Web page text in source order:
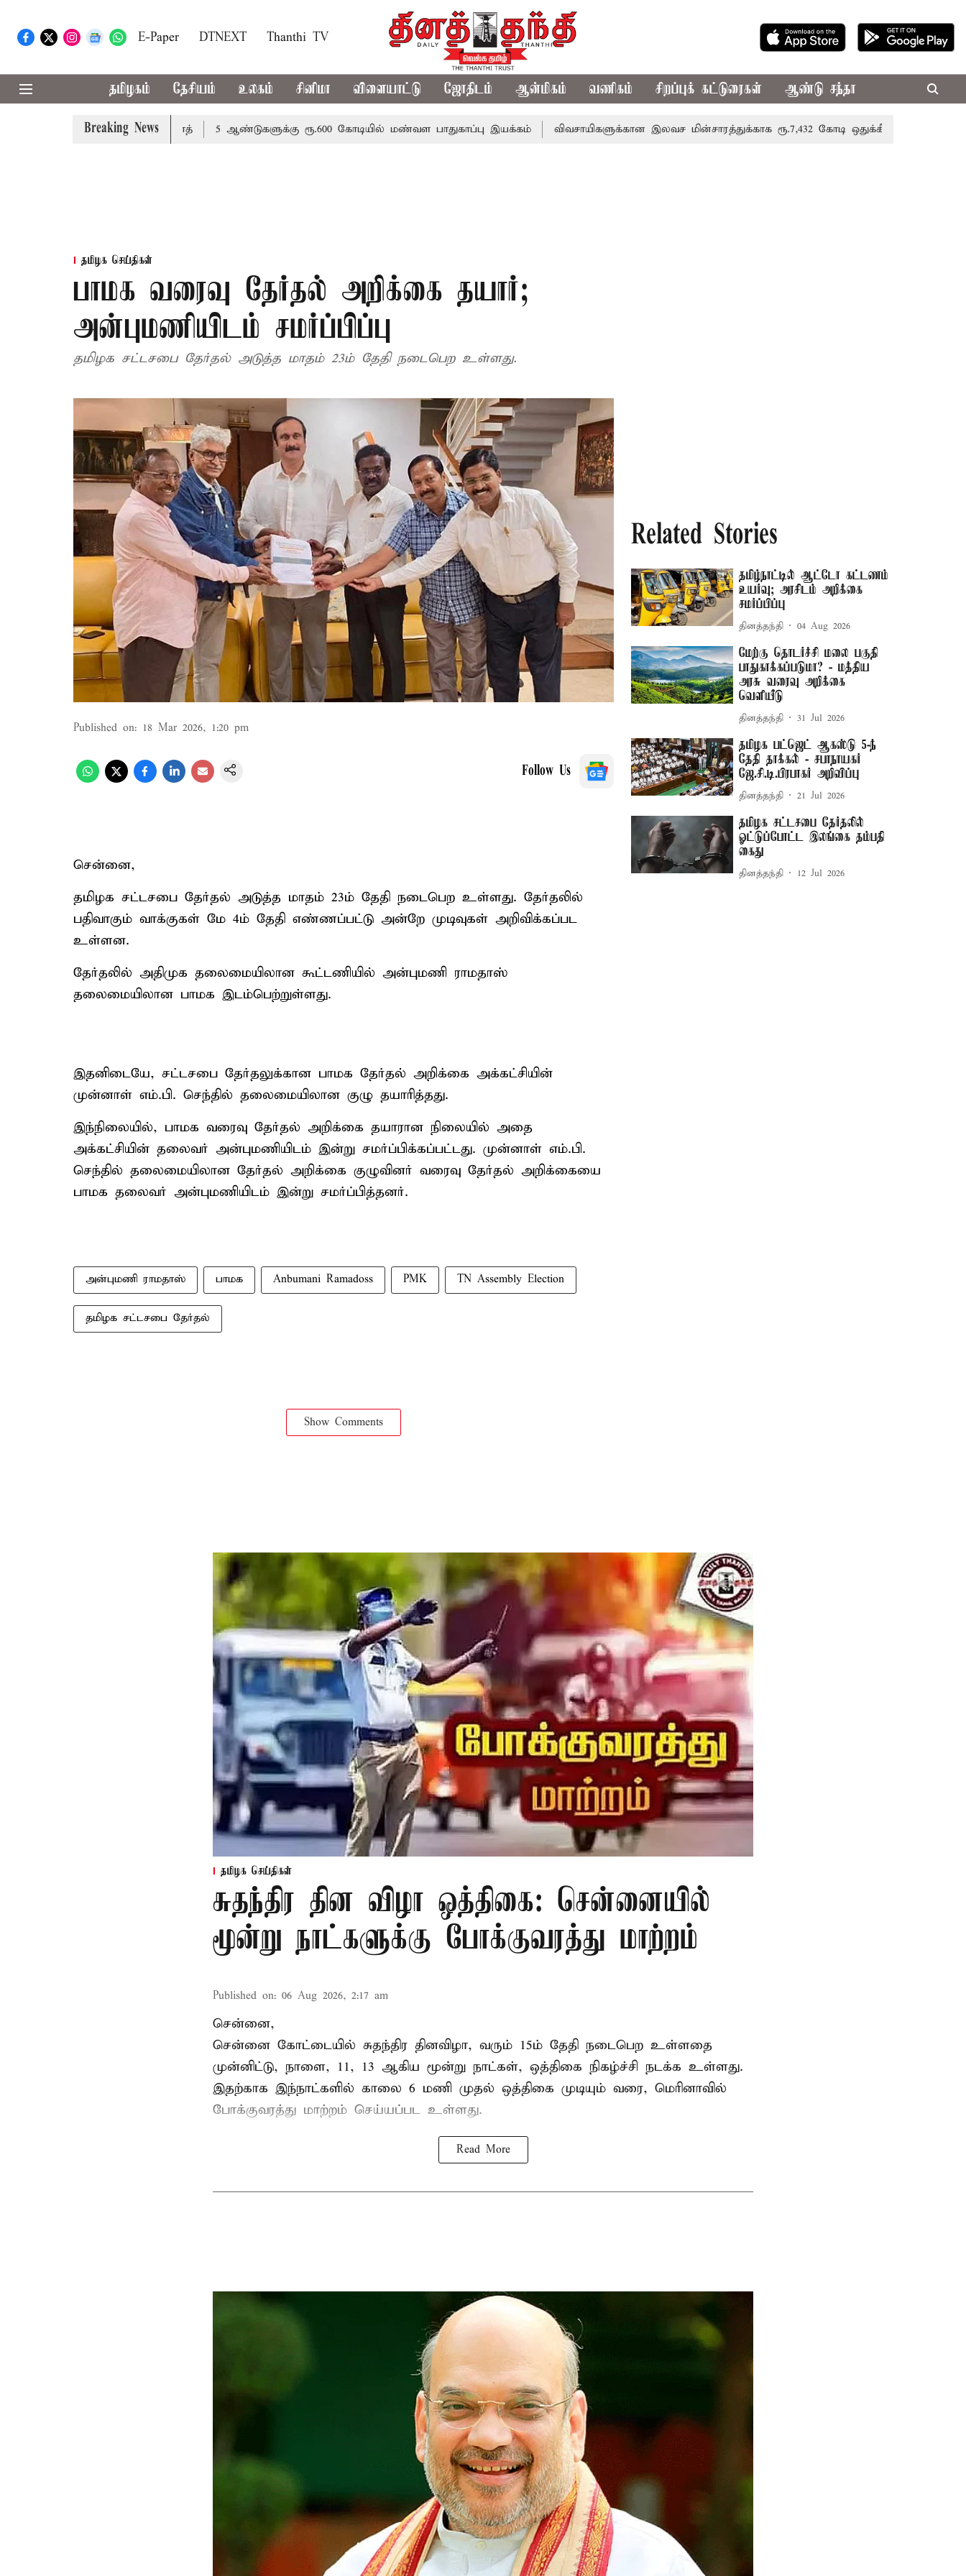
E-Paper DTNEXT Thanthi TV
தமிழகம் தேசியம் உலகம் சினிமா விளையாட்டு ஜோதிடம் ஆன்மிகம் வணிகம் சிறப்புக் கட்டுரைகள் ஆண்டு சந்தா
Breaking News
அமைச்சர் வினோத் 5 ஆண்டுகளுக்கு ரூ.600 கோடியில் மண்வள பாதுகாப்பு இயக்கம் விவசாயிகளுக்கான இலவச மின்சாரத்துக்காக ரூ.7,432 கோடி ஒதுக்கீடு; வேளாண் பட்ஜெட்டில்
தமிழக செய்திகள்
பாமக வரைவு தேர்தல் அறிக்கை தயார்;
அன்புமணியிடம் சமர்ப்பிப்பு
தமிழக சட்டசபை தேர்தல் அடுத்த மாதம் 23ம் தேதி நடைபெற உள்ளது.
Published on: 18 Mar 2026, 1:20 pm
Follow Us
சென்னை,
தமிழக சட்டசபை தேர்தல் அடுத்த மாதம் 23ம் தேதி நடைபெற உள்ளது. தேர்தலில்
பதிவாகும் வாக்குகள் மே 4ம் தேதி எண்ணப்பட்டு அன்றே முடிவுகள் அறிவிக்கப்பட
உள்ளன.
தேர்தலில் அதிமுக தலைமையிலான கூட்டணியில் அன்புமணி ராமதாஸ்
தலைமையிலான பாமக இடம்பெற்றுள்ளது.
இதனிடையே, சட்டசபை தேர்தலுக்கான பாமக தேர்தல் அறிக்கை அக்கட்சியின்
முன்னாள் எம்.பி. செந்தில் தலைமையிலான குழு தயாரித்தது.
இந்நிலையில், பாமக வரைவு தேர்தல் அறிக்கை தயாரான நிலையில் அதை
அக்கட்சியின் தலைவர் அன்புமணியிடம் இன்று சமர்ப்பிக்கப்பட்டது. முன்னாள் எம்.பி.
செந்தில் தலைமையிலான தேர்தல் அறிக்கை குழுவினர் வரைவு தேர்தல் அறிக்கையை
பாமக தலைவர் அன்புமணியிடம் இன்று சமர்ப்பித்தனர்.
அன்புமணி ராமதாஸ் பாமக Anbumani Ramadoss PMK TN Assembly Election
தமிழக சட்டசபை தேர்தல்
Show Comments
Related Stories
தமிழ்நாட்டில் ஆட்டோ கட்டணம்
உயர்வு; அரசிடம் அறிக்கை
சமர்ப்பிப்பு
தினத்தந்தி 04 Aug 2026
மேற்கு தொடர்ச்சி மலை பகுதி
பாதுகாக்கப்படுமா? - மத்திய
அரசு வரைவு அறிக்கை
வெளியீடு
தினத்தந்தி 31 Jul 2026
தமிழக பட்ஜெட் ஆகஸ்டு 5-ந்
தேதி தாக்கல் - சபாநாயகர்
ஜே.சி.டி.பிரபாகர் அறிவிப்பு
தினத்தந்தி 21 Jul 2026
தமிழக சட்டசபை தேர்தலில்
ஓட்டுப்போட்ட இலங்கை தம்பதி
கைது
தினத்தந்தி 12 Jul 2026
தமிழக செய்திகள்
சுதந்திர தின விழா ஒத்திகை: சென்னையில்
மூன்று நாட்களுக்கு போக்குவரத்து மாற்றம்
Published on: 06 Aug 2026, 2:17 am
சென்னை,
சென்னை கோட்டையில் சுதந்திர தினவிழா, வரும் 15ம் தேதி நடைபெற உள்ளதை
முன்னிட்டு, நாளை, 11, 13 ஆகிய மூன்று நாட்கள், ஒத்திகை நிகழ்ச்சி நடக்க உள்ளது.
இதற்காக இந்நாட்களில் காலை 6 மணி முதல் ஒத்திகை முடியும் வரை, மெரினாவில்
போக்குவரத்து மாற்றம் செய்யப்பட உள்ளது.
Read More